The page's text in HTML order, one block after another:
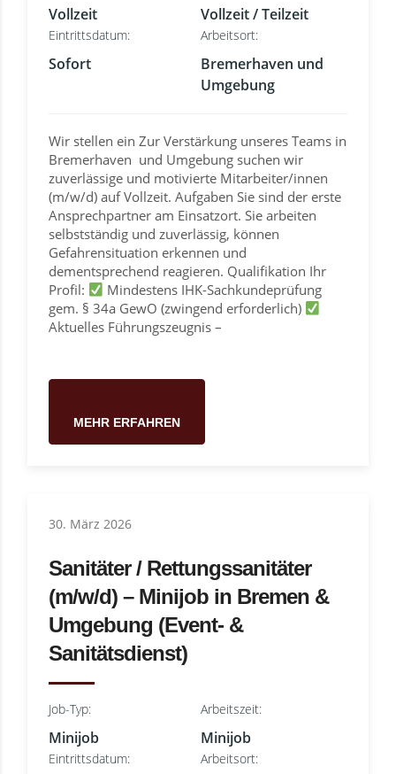
Vollzeit Vollzeit / Teilzeit
Eintrittsdatum:
Sofort
Arbeitsort:
Bremerhaven und
Umgebung
Wir stellen ein Zur Verstärkung unseres Teams in
Bremerhaven und Umgebung suchen wir
zuverlässige und motivierte Mitarbeiter/innen
(m/w/d) auf Vollzeit. Aufgaben Sie sind der erste
Ansprechpartner am Einsatzort. Sie arbeiten
selbstständig und zuverlässig, können
Gefahrensituation erkennen und
dementsprechend reagieren. Qualifikation Ihr
Profil:
Mindestens IHK-Sachkundeprüfung
gem. § 34a GewO (zwingend erforderlich)
Aktuelles Führungszeugnis –
MEHR ERFAHREN
30. März 2026
Sanitäter / Rettungssanitäter
(m/w/d) – Minijob in Bremen &
Umgebung (Event- &
Sanitätsdienst)
Job-Typ:
Minijob
Arbeitszeit:
Minijob
Eintrittsdatum: Arbeitsort: